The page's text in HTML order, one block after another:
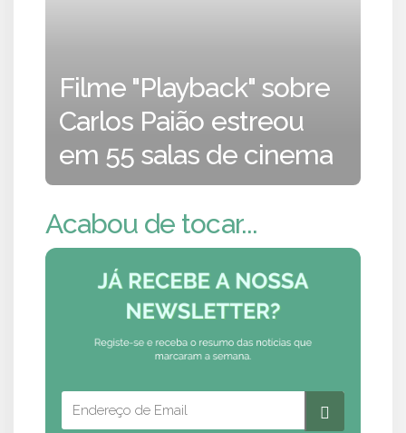
Filme "Playback" sobre
Carlos Paião estreou
em 55 salas de cinema
Acabou de tocar...